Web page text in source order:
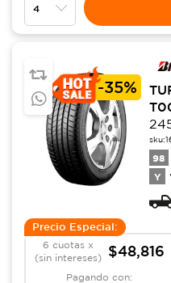
-35%
sku:
98
Y
Precio Especial:
6 cuotas x
(sin intereses)
$48,816
Pagando con: